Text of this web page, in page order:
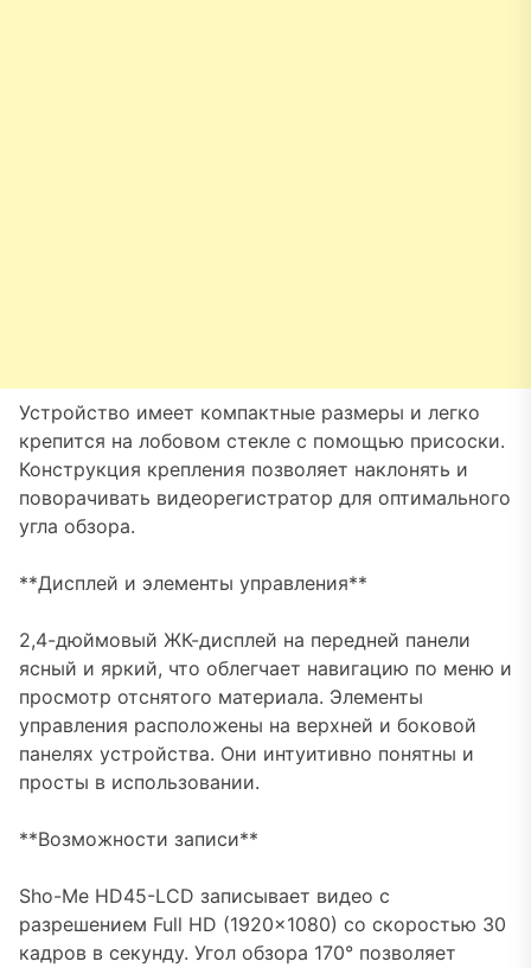
Устройство имеет компактные размеры и легко
крепится на лобовом стекле с помощью присоски.
Конструкция крепления позволяет наклонять и
поворачивать видеорегистратор для оптимального
угла обзора.
**Дисплей и элементы управления**
2,4-дюймовый ЖК-дисплей на передней панели
ясный и яркий, что облегчает навигацию по меню и
просмотр отснятого материала. Элементы
управления расположены на верхней и боковой
панелях устройства. Они интуитивно понятны и
просты в использовании.
**Возможности записи**
Sho-Me HD45-LCD записывает видео с
разрешением Full HD (1920×1080) со скоростью 30
кадров в секунду. Угол обзора 170° позволяет